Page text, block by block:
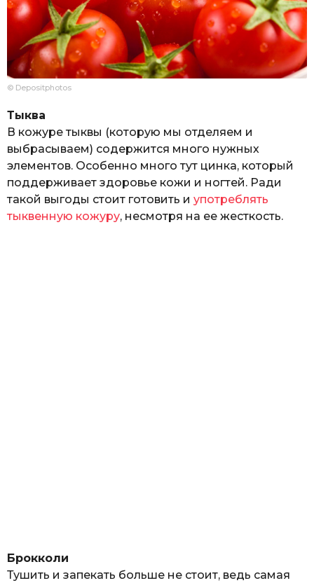
© Depositphotos
Тыква
В кожуре тыквы (которую мы отделяем и
выбрасываем) содержится много нужных
элементов. Особенно много тут цинка, который
поддерживает здоровье кожи и ногтей. Ради
такой выгоды стоит готовить и употреблять
тыквенную кожуру, несмотря на ее жесткость.
Брокколи
Тушить и запекать больше не стоит, ведь самая